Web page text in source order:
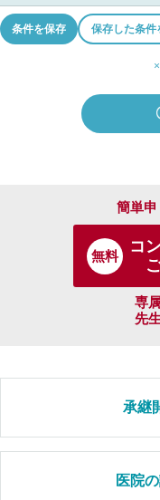
条件を保存 保存した条件
×
簡単
無料
コ
専
先
承継
医院